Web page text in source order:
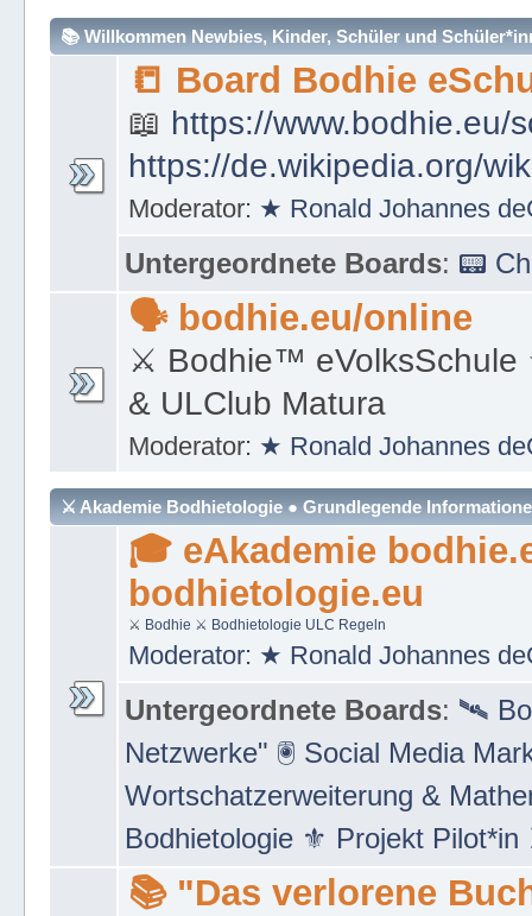
🧮https://bodhie.eu/
📚 Willkommen Newbies, Kinder, Schüler und
📒 Board Bodhie
📖https://www.bodhie.eu/
https://de.wikipedia.org/
Moderator:★ Ronald Johannes
Untergeordnete Boards:📟
🗣 bodhie.eu/online
⚔ Bodhie™
& ULClub Matura
Moderator:★ Ronald Johannes
⚔ Akademie Bodhietologie ● Grundlegende
🎓 eAkademie
bodhietologie.eu
Moderator:★ Ronald Johannes
Untergeordnete Boards:🛰
Netzwerke" 🖲 Social Media
Wortschatzerweiterung &
Bodhietologie ⚜ Projekt